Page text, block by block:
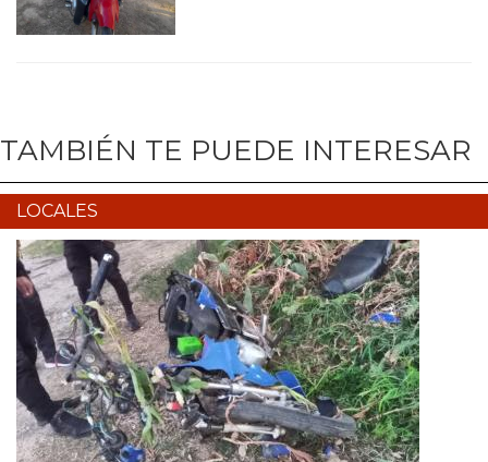
TAMBIÉN TE PUEDE INTERESAR
LOCALES